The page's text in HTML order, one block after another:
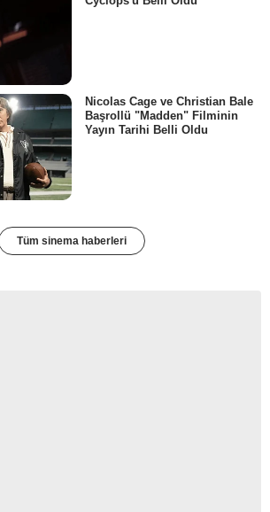
Nicolas Cage ve Christian Bale
Başrollü "Madden" Filminin
Yayın Tarihi Belli Oldu
Tüm sinema haberleri